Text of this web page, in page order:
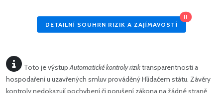
DETAILNÍ SOUHRN RIZIK A ZAJÍMAVOSTÍ
!!
Toto je výstupAutomatické kontroly riziktransparentnosti a
hospodaření u uzavřených smluv prováděný Hlídačem státu. Závěry
kontroly nedokazují pochybení či porušení zákona na žádné straně